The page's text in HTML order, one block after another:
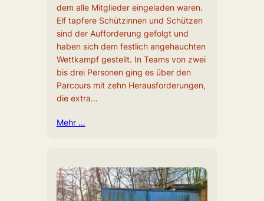
dem alle Mitglieder eingeladen waren.
Elf tapfere Schützinnen und Schützen
sind der Aufforderung gefolgt und
haben sich dem festlich angehauchten
Wettkampf gestellt. In Teams von zwei
bis drei Personen ging es über den
Parcours mit zehn Herausforderungen,
die extra…
Mehr …